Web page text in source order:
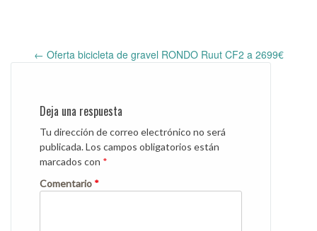
Post
← Oferta bicicleta de gravel RONDO Ruut CF2 a 2699€
Deja una respuesta
Tu dirección de correo electrónico no será
publicada.Los campos obligatorios están
marcados con *
Comentario *